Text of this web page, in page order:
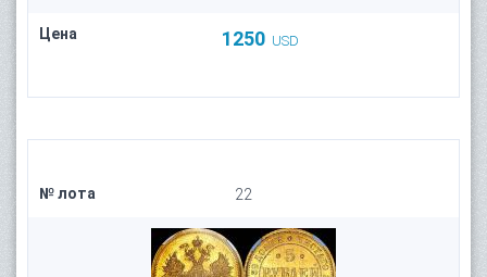
Цена 1250 USD
№ лота 22